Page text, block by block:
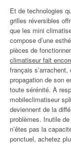
Et de technologies
grilles réversibles
que les mini
compose d’une
pièces de
climatiseur fait
français
propagation de son
toute sérénité. À
mobileclimatiseur
deviennent de la
problèmes. Inutile
n’êtes pas la
ponctuel, achetez